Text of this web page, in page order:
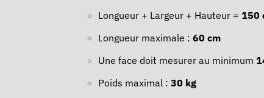
Longueur + Largeur + Hauteur = 150
Longueur maximale : 60 cm
Une face doit mesurer au minimum
Poids maximal : 30 kg